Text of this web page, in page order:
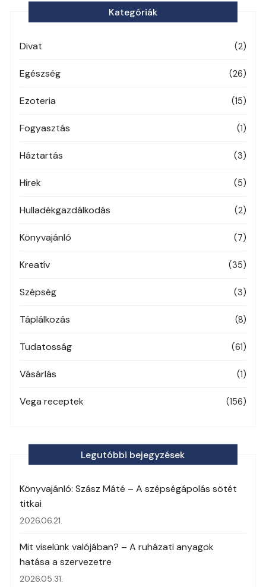
Kategóriák
Divat (2)
Egészség (26)
Ezoteria (15)
Fogyasztás (1)
Háztartás (3)
Hírek (5)
Hulladékgazdálkodás (2)
Könyvajánló (7)
Kreatív (35)
Szépség (3)
Táplálkozás (8)
Tudatosság (61)
Vásárlás (1)
Vega receptek (156)
Legutóbbi bejegyzések
Könyvajánló: Szász Máté – A szépségápolás sötét
titkai
2026.06.21.
Mit viselünk valójában? – A ruházati anyagok
hatása a szervezetre
2026.05.31.